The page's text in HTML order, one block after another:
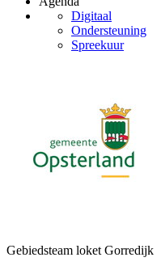
Digitaal
Ondersteuning
Spreekuur
Gebiedsteam loket Gorredijk